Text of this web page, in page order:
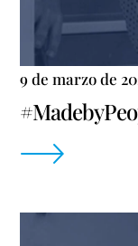
9 de marzo de